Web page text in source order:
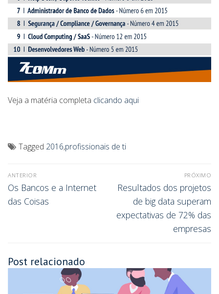
Veja a matéria completa clicando aqui
Tagged 2016,profissionais de ti
ANTERIOR
Os Bancos e a Internet
das Coisas
PRÓXIMO
Resultados dos projetos
de big data superam
expectativas de 72% das
empresas
Post relacionado